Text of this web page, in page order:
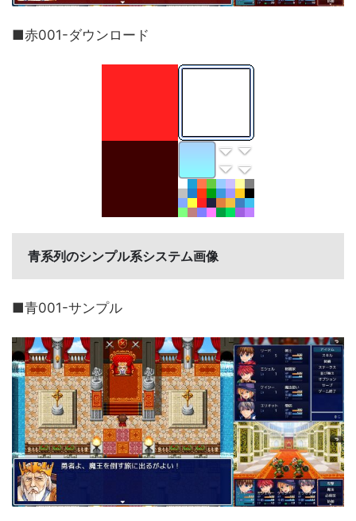
■赤001-ダウンロード
青系列のシンプル系システム画像
■青001-サンプル